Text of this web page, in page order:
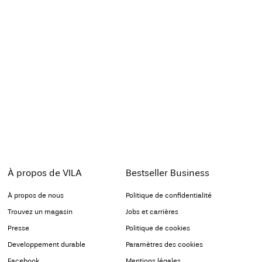
À propos de VILA
À propos de nous
Trouvez un magasin
Presse
Developpement durable
Bestseller Business
Politique de confidentialité
Jobs et carrières
Politique de cookies
Paramètres des cookies